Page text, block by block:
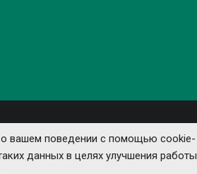
о вашем поведении с помощью cookie-
данных в целях улучшения работы